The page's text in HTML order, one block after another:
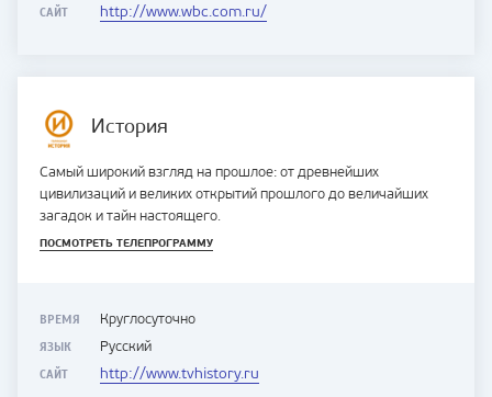
САЙТ http://www.wbc.com.ru/
История
Самый широкий взгляд на прошлое: от древнейших
цивилизаций и великих открытий прошлого до величайших
загадок и тайн настоящего.
ПОСМОТРЕТЬ ТЕЛЕПРОГРАММУ
ВРЕМЯ Круглосуточно
ЯЗЫК Русский
САЙТ http://www.tvhistory.ru